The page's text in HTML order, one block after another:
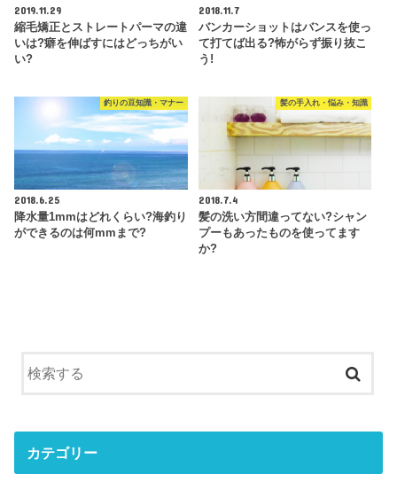
2019.11.29
縮毛矯正とストレートパーマの違
いは?癖を伸ばすにはどっちがい
い?
2018.11.7
バンカーショットはバンスを使っ
て打てば出る?怖がらず振り抜こ
う!
釣りの豆知識・マナー
2018.6.25
降水量1mmはどれくらい?海釣り
ができるのは何mmまで?
髪の手入れ・悩み・知識
2018.7.4
髪の洗い方間違ってない?シャン
プーもあったものを使ってます
か?
カテゴリー